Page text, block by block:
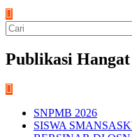
Publikasi Hangat
SNPMB 2026
SISWA